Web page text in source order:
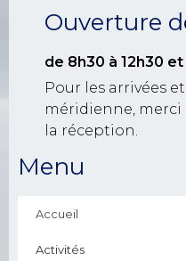
Ouverture
de 8h30 à 12h30 et
Pour les arrivées
méridienne, merci
la réception.
Menu
Accueil
Activités